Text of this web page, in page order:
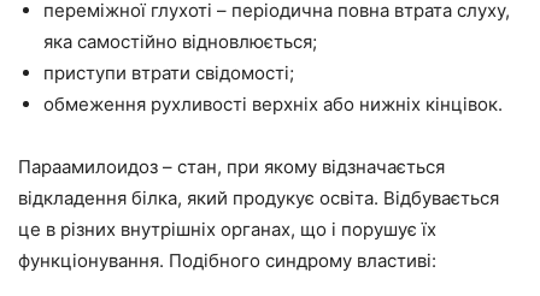
переміжної глухоті – періодична повна втрата слуху,
яка самостійно відновлюється;
приступи втрати свідомості;
обмеження рухливості верхніх або нижніх кінцівок.
Параамилоидоз – стан, при якому відзначається
відкладення білка, який продукує освіта. Відбувається
це в різних внутрішніх органах, що і порушує їх
функціонування. Подібного синдрому властиві: